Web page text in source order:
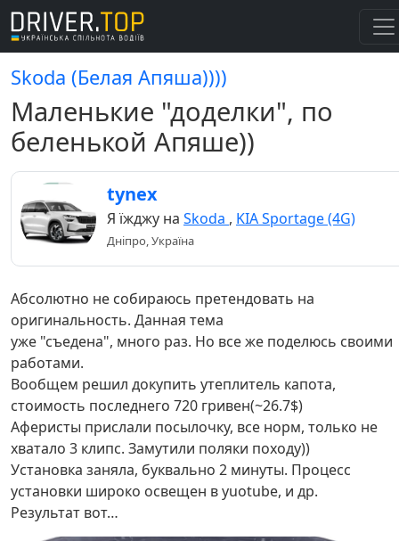
Skoda (Белая Апяша))))
Маленькие "доделки", по
беленькой Апяше))
tynex
Я їжджу на Skoda , KIA Sportage (4G)
Дніпро, Україна
Абсолютно не собираюсь претендовать на
оригинальность. Данная тема
уже "съедена", много раз. Но все же поделюсь своими
работами.
Вообщем решил докупить утеплитель капота,
стоимость последнего 720 гривен(~26.7$)
Аферисты прислали посылочку, все норм, только не
хватало 3 клипс. Замутили поляки походу))
Установка заняла, буквально 2 минуты. Процесс
установки широко освещен в yuotube, и др.
Результат вот…